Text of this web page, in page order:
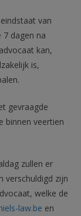
van
dagen na
kan,
is,
gevraagde
binnen veertien
zullen er
verschuldigd zijn
welke de
law.be en